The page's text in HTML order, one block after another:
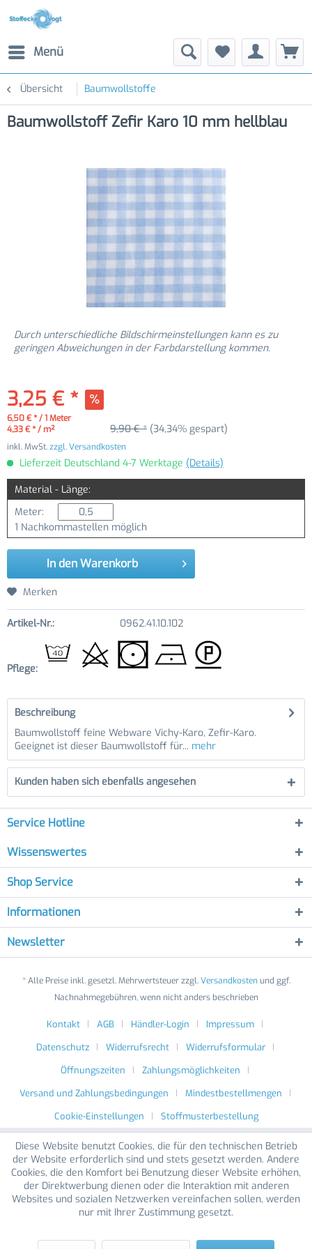
Menü
Übersicht Baumwollstoffe
Baumwollstoff Zefir Karo 10 mm hellblau
Durch unterschiedliche Bildschirmeinstellungen kann es zu
geringen Abweichungen in der Farbdarstellung kommen.
3,25 € *
6,50 € * / 1 Meter
4,33 € * / m²
9,90 € * (34,34% gespart)
inkl. MwSt.zzgl. Versandkosten
Lieferzeit Deutschland 4-7 Werktage (Details)
Material - Länge:
Meter:
1 Nachkommastellen möglich
In den Warenkorb
Merken
Artikel-Nr.: 0962.41.10.102
Pflege:
Beschreibung
Baumwollstoff feine Webware Vichy-Karo, Zefir-Karo.
Geeignet ist dieser Baumwollstoff für... mehr
Kunden haben sich ebenfalls angesehen
Service Hotline
Wissenswertes
Shop Service
Informationen
Newsletter
* Alle Preise inkl. gesetzl. Mehrwertsteuer zzgl.Versandkostenund ggf.
Nachnahmegebühren, wenn nicht anders beschrieben
Kontakt AGB Händler-Login
Impressum
Datenschutz
Widerrufsrecht
Widerrufsformular
Öffnungszeiten
Zahlungsmöglichkeiten
Versand und Zahlungsbedingungen
Mindestbestellmengen
Cookie-Einstellungen
Stoffmusterbestellung
Diese Website benutzt Cookies, die für den technischen Betrieb
der Website erforderlich sind und stets gesetzt werden. Andere
Cookies, die den Komfort bei Benutzung dieser Website erhöhen,
der Direktwerbung dienen oder die Interaktion mit anderen
Websites und sozialen Netzwerken vereinfachen sollen, werden
nur mit Ihrer Zustimmung gesetzt.